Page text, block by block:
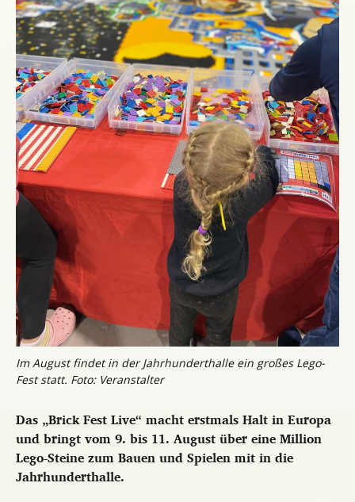
Im August findet in der Jahrhunderthalle ein großes Lego-
Fest statt. Foto: Veranstalter
Das „Brick Fest Live“ macht erstmals Halt in Europa
und bringt vom 9. bis 11. August über eine Million
Lego-Steine zum Bauen und Spielen mit in die
Jahrhunderthalle.